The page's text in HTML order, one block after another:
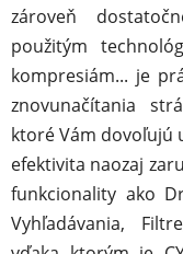
zároveň
použitým
kompresiám... je
znovunačítania
ktoré Vám dovoľujú
efektivita naozaj
funkcionality ako
Vyhľadávania,